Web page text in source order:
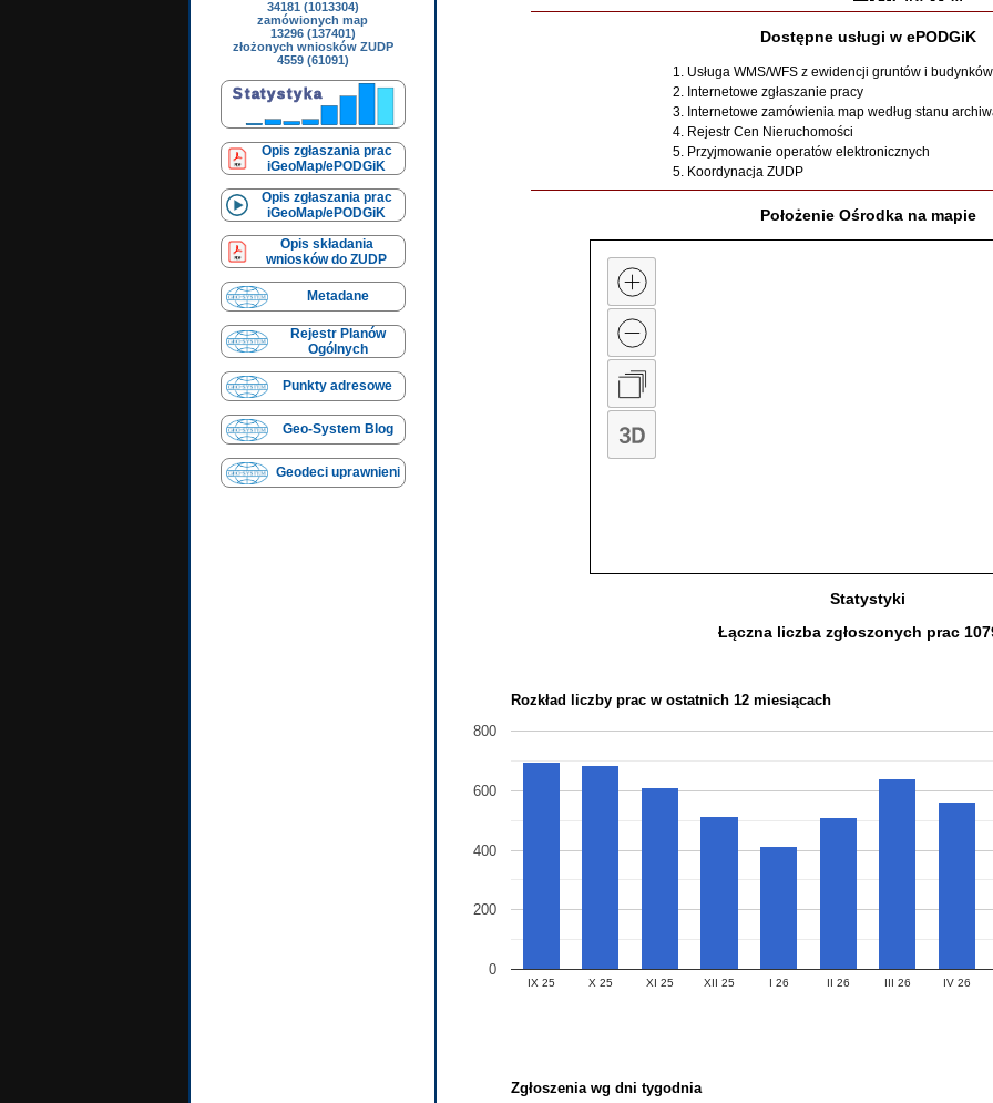
34181 (1013304)
zamówionych map
13296 (137401)
złożonych wniosków ZUDP
4559 (61091)
Opis zgłaszania prac
iGeoMap/ePODGiK
Opis zgłaszania prac
iGeoMap/ePODGiK
Opis składania
wniosków do ZUDP
Metadane
Rejestr Planów
Ogólnych
Punkty adresowe
Geo-System Blog
Geodeci uprawnieni
Dostępne usługi w ePODGiK
1. Usługa WMS/WFS z ewidencji gruntów i budynków
2. Internetowe zgłaszanie pracy
3. Internetowe zamówienia map według stanu
4. Rejestr Cen Nieruchomości
5. Przyjmowanie operatów elektronicznych
5. Koordynacja ZUDP
Położenie Ośrodka na mapie
Statystyki
Łączna liczba zgłoszonych prac
Rozkład liczby prac w ostatnich 12 miesiącach
IX 25 X 25 XI 25 XII 25 I 26 II 26 III 26 IV 26
0
200
400
600
800
Zgłoszenia wg dni tygodnia